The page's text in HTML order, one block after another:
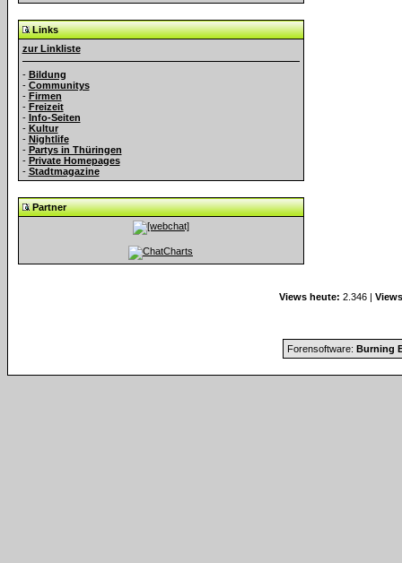
Links
zur Linkliste
- Bildung
- Communitys
- Firmen
- Freizeit
- Info-Seiten
- Kultur
- Nightlife
- Partys in Thüringen
- Private Homepages
- Stadtmagazine
Partner
Views heute: 2.346 |
Forensoftware: Burning